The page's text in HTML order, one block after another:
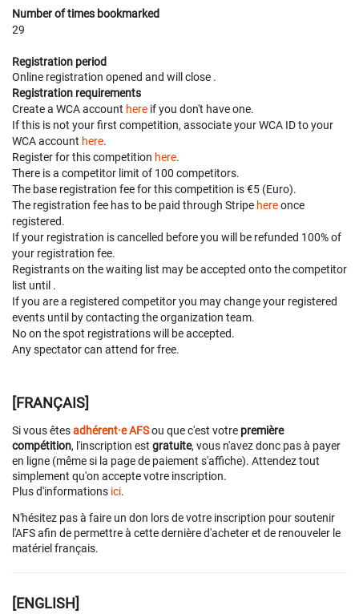
Number of times bookmarked
29
Registration period
Online registration opened and will close .
Registration requirements
Create a WCA account here if you don't have one.
If this is not your first competition, associate your WCA ID to your
WCA account here.
Register for this competition here.
There is a competitor limit of 100 competitors.
The base registration fee for this competition is €5 (Euro).
The registration fee has to be paid through Stripe hereonce
registered.
If your registration is cancelled beforeyou will be refunded 100% of
your registration fee.
Registrants on the waiting list may be accepted onto the competitor
list until .
If you are a registered competitor you may change your registered
events until by contacting the organization team.
No on the spot registrations will be accepted.
Any spectator can attend for free.
[FRANÇAIS]
Si vous êtesadhérent·e AFSou que c'est votre première
compétition, l'inscription est gratuite, vous n'avez donc pas à payer
en ligne (même si la page de paiement s'affiche). Attendez tout
simplement qu'on accepte votre inscription.
Plus d'informations ici.
N'hésitez pas à faire un don lors de votre inscription pour soutenir
l'AFS afin de permettre à cette dernière d'acheter et de renouveler le
matériel français.
[ENGLISH]